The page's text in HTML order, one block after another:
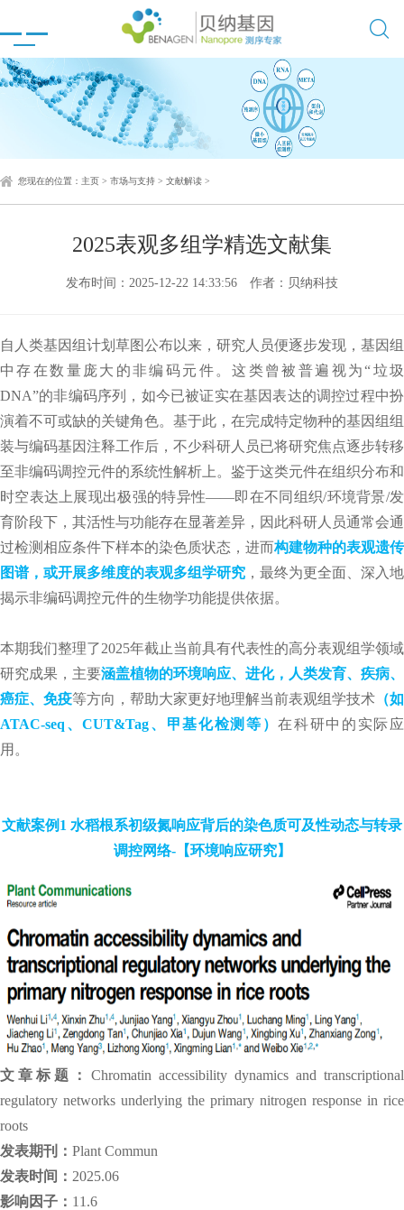

您现在的位置： 主页 > 市场与支持 > 文献解读 >
2025表观多组学精选文献集
发布时间：2025-12-22 14:33:56 作者：贝纳科技
自人类基因组计划草图公布以来，研究人员便逐步发现，基因组
中存在数量庞大的非编码元件。这类曾被普遍视为“垃圾
DNA”的非编码序列，如今已被证实在基因表达的调控过程中扮
演着不可或缺的关键角色。基于此，在完成特定物种的基因组组
装与编码基因注释工作后，不少科研人员已将研究焦点逐步转移
至非编码调控元件的系统性解析上。鉴于这类元件在组织分布和
时空表达上展现出极强的特异性——即在不同组织/环境背景/发
育阶段下，其活性与功能存在显著差异，因此科研人员通常会通
过检测相应条件下样本的染色质状态，进而构建物种的表观遗传
图谱，或开展多维度的表观多组学研究 ，最终为更全面、深入地
揭示非编码调控元件的生物学功能提供依据。
本期我们整理了2025年截止当前具有代表性的高分表观组学领域
研究成果，主要涵盖植物的环境响应、进化，人类发育、疾病、
癌症、免疫等方向，帮助大家更好地理解当前表观组学技术 （如
ATAC-seq、CUT&Tag、甲基化检测等）在科研中的实际应
用。
文献案例1 水稻根系初级氮响应背后的染色质可及性动态与转录
调控网络-【环境响应研究】
文章标题： Chromatin accessibility dynamics and transcriptional
regulatory networks underlying the primary nitrogen response in rice
roots
发表期刊： Plant Commun
发表时间： 2025.06
影响因子： 11.6